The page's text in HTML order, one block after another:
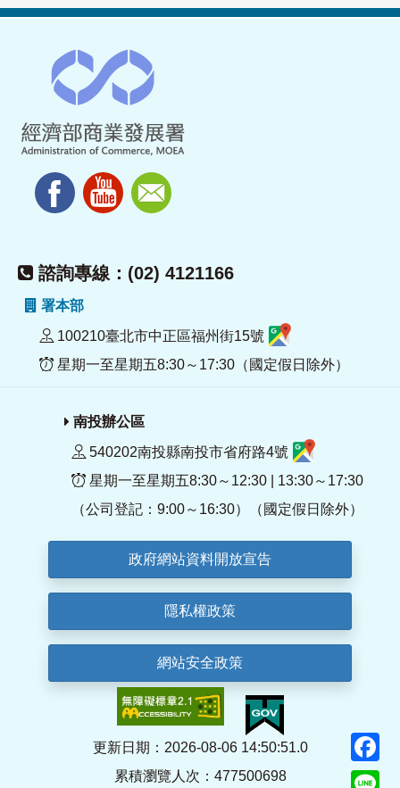
諮詢專線：(02) 4121166
署本部
100210臺北市中正區福州街15號
星期一至星期五8:30～17:30（國定假日除外）
南投辦公區
540202南投縣南投市省府路4號
星期一至星期五8:30～12:30 | 13:30～17:30
（公司登記：9:00～16:30）（國定假日除外）
政府網站資料開放宣告
隱私權政策
網站安全政策
更新日期：2026-08-06 14:50:51.0
累積瀏覽人次：477500698